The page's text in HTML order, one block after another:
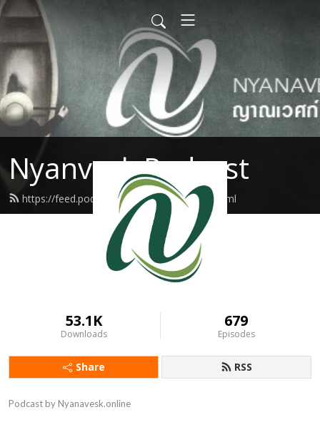
Nyanvesk Podcast
https://feed.podbean.com/nyanavesk/feed.xml
53.1K
Downloads
679
Episodes
Share RSS
Podcast by Nyanavesk.online